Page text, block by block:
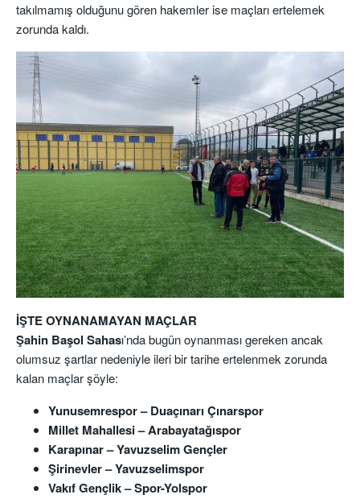
takılmamış olduğunu gören hakemler ise maçları ertelemek
zorunda kaldı.
İŞTE OYNANAMAYAN MAÇLAR
Şahin Başol Sahası’nda bugün oynanması gereken ancak
olumsuz şartlar nedeniyle ileri bir tarihe ertelenmek zorunda
kalan maçlar şöyle:
Yunusemrespor – Duaçınarı Çınarspor
Millet Mahallesi – Arabayatağıspor
Karapınar – Yavuzselim Gençler
Şirinevler – Yavuzselimspor
Vakıf Gençlik – Spor-Yolspor